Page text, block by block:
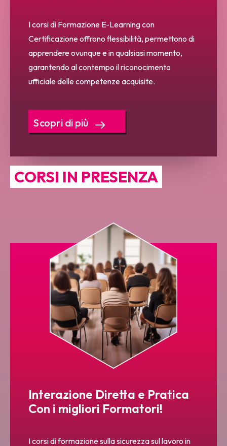
I corsi di Formazione E-Learning con
Certificazione offrono flessibilità, permettono di
apprendere ovunque e in qualsiasi momento,
garantendo al contempo il riconocimento
ufficiale delle competenze acquisite.
Scopri di più
CORSI IN PRESENZA
Interazione Diretta e Pratica
Con i migliori Formatori!
I corsi di formazione sulla sicurezza sul lavoro in